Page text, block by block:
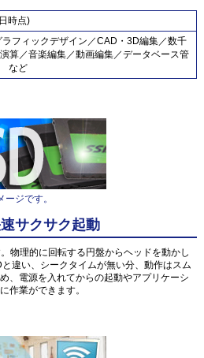
時点)
フィックデザイン／CAD・3D編集／数千
算／音楽編集／動画編集／データベース管
など
ジです。
サクサク起動
物理的に回転する円盤からヘッドを動かし
違い、シークタイムが無い分、動作はスム
、電源を入れてからの起動やアプリケーシ
作業ができます。